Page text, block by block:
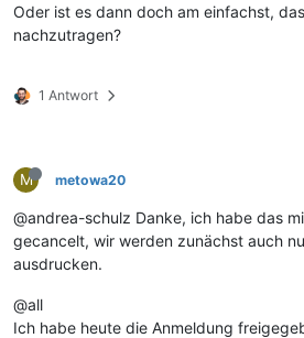
Oder ist es dann doch am einfachst,
nachzutragen?
1 Antwort
M metowa20
@andrea-schulz Danke, ich habe das
gecancelt, wir werden zunächst auch
ausdrucken.
@all
Ich habe heute die Anmeldung